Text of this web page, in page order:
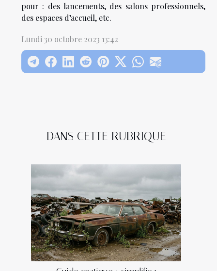
DANS CETTE RUBRIQUE
pour : des lancements, des salons professionnels,
des espaces d’accueil, etc.
Lundi 30 octobre 2023 13:42